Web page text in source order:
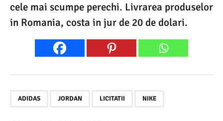
cele mai scumpe perechi. Livrarea produselor
in Romania, costa in jur de 20 de dolari.
ADIDAS JORDAN LICITATII NIKE